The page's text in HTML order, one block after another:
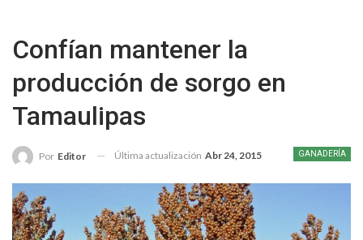
Confían mantener la
producción de sorgo en
Tamaulipas
GANADERÍA
Por Editor Última actualización Abr 24, 2015